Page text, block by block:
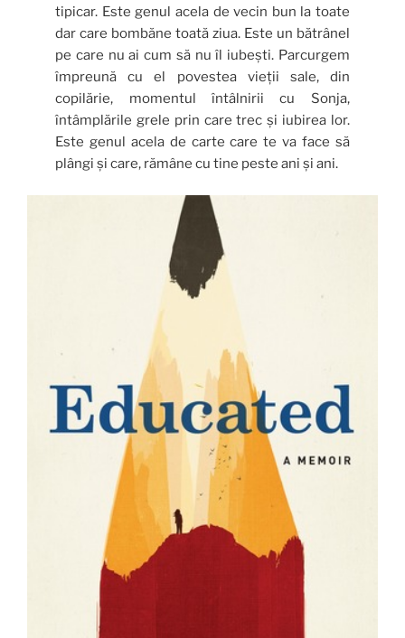
tipicar. Este genul acela de vecin bun la toate
dar care bombăne toată ziua. Este un bătrânel
pe care nu ai cum să nu îl iubești. Parcurgem
împreună cu el povestea vieții sale, din
copilărie, momentul întâlnirii cu Sonja,
întâmplările grele prin care trec și iubirea lor.
Este genul acela de carte care te va face să
plângi și care, rămâne cu tine peste ani și ani.